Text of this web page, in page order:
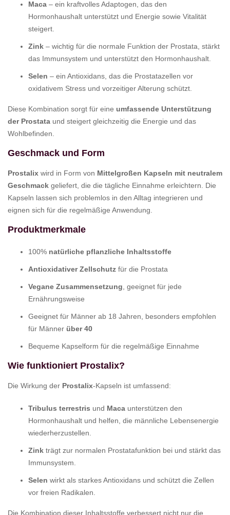
Maca – ein kraftvolles Adaptogen, das den
Hormonhaushalt unterstützt und Energie sowie Vitalität
steigert.
Zink – wichtig für die normale Funktion der Prostata, stärkt
das Immunsystem und unterstützt den Hormonhaushalt.
Selen – ein Antioxidans, das die Prostatazellen vor
oxidativem Stress und vorzeitiger Alterung schützt.
Diese Kombination sorgt für eine umfassende Unterstützung
der Prostata und steigert gleichzeitig die Energie und das
Wohlbefinden.
Geschmack und Form
Prostalix wird in Form von Mittelgroßen Kapseln mit neutralem
Geschmack geliefert, die die tägliche Einnahme erleichtern. Die
Kapseln lassen sich problemlos in den Alltag integrieren und
eignen sich für die regelmäßige Anwendung.
Produktmerkmale
100% natürliche pflanzliche Inhaltsstoffe
Antioxidativer Zellschutz für die Prostata
Vegane Zusammensetzung , geeignet für jede
Ernährungsweise
Geeignet für Männer ab 18 Jahren, besonders empfohlen
für Männer über 40
Bequeme Kapselform für die regelmäßige Einnahme
Wie funktioniert Prostalix?
Die Wirkung der Prostalix-Kapseln ist umfassend:
Tribulus terrestris und Maca unterstützen den
Hormonhaushalt und helfen, die männliche Lebensenergie
wiederherzustellen.
Zink trägt zur normalen Prostatafunktion bei und stärkt das
Immunsystem.
Selen wirkt als starkes Antioxidans und schützt die Zellen
vor freien Radikalen.
Die Kombination dieser Inhaltsstoffe verbessert nicht nur die